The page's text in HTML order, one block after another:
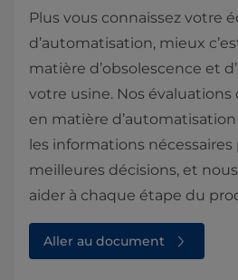
Plus vous connaissez votre
d’automatisation, mieux
matière d’obsolescence et
votre usine. Nos évaluations
en matière
les informations
meilleures décisions, et
aider à chaque étape du
Aller au document